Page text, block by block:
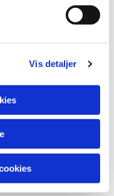
Vis detaljer
kunne